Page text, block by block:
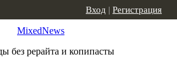
MixedNews
без рерайта и копипасты
Вход | Регистрация